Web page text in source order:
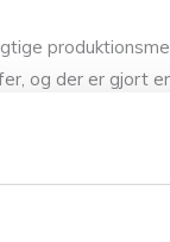
og der er gjort
er der